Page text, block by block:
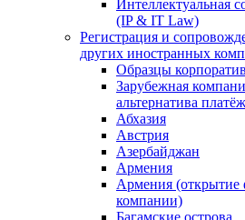
Интеллектуальная
(IP & IT Law)
Регистрация и
других иностранных
Образцы
Зарубежная
альтернатива
Абхазия
Австрия
Азербайджан
Армения
Армения (открытие
компании)
Багамские острова